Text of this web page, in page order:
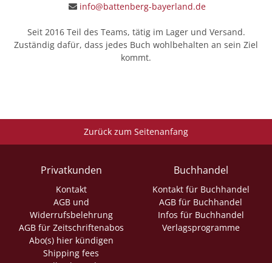
info@battenberg-bayerland.de
Seit 2016 Teil des Teams, tätig im Lager und Versand.
Zuständig dafür, dass jedes Buch wohlbehalten an sein Ziel
kommt.
Zurück zum Seitenanfang
Privatkunden
Kontakt
AGB und
Widerrufsbelehrung
AGB für Zeitschriftenabos
Abo(s) hier kündigen
Shipping fees
Buchhandel
Kontakt für Buchhandel
AGB für Buchhandel
Infos für Buchhandel
Verlagsprogramme